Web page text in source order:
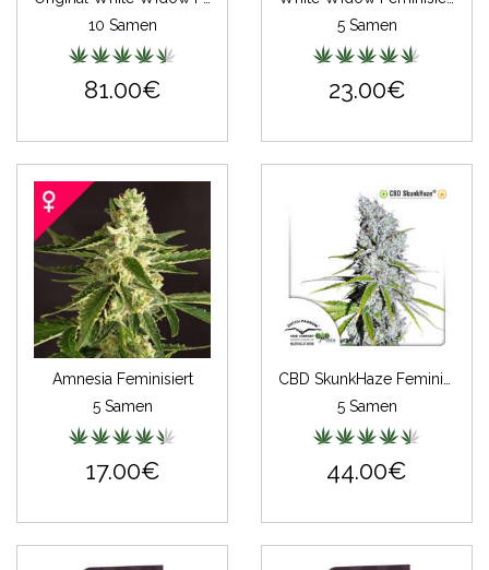
10 Samen
81.00€
5 Samen
23.00€
Amnesia Feminisiert
5 Samen
17.00€
5 Samen
44.00€